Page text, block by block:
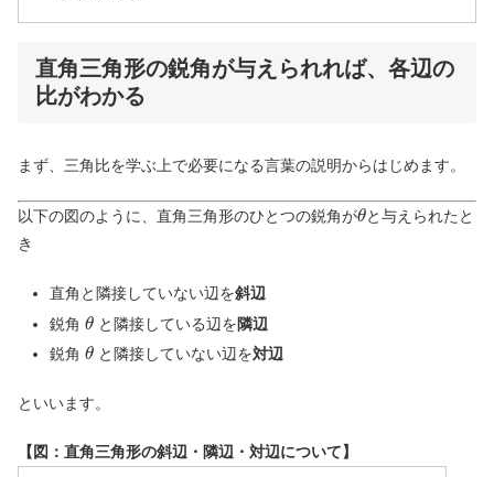
直角三角形の鋭角が与えられれば、各辺の
比がわかる
まず、三角比を学ぶ上で必要になる言葉の説明からはじめます。
以下の図のように、直角三角形のひとつの鋭角がθと与えられたと
き
直角と隣接していない辺を斜辺
鋭角 θ と隣接している辺を隣辺
鋭角 θ と隣接していない辺を対辺
といいます。
【図：直角三角形の斜辺・隣辺・対辺について】